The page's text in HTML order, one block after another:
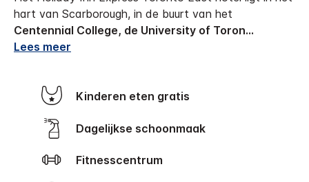
hart van Scarborough, in de buurt van het
Centennial College, de University of Toron...
Lees meer
Kinderen eten gratis
Dagelijkse schoonmaak
Fitnesscentrum